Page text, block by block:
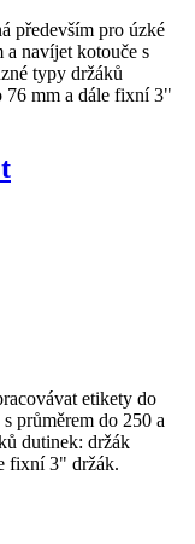
především pro úzké
a navíjet kotouče s
typy držáků
76 mm a dále fixní 3"
etikety do
průměrem do 250 a
dutinek: držák
fixní 3" držák.